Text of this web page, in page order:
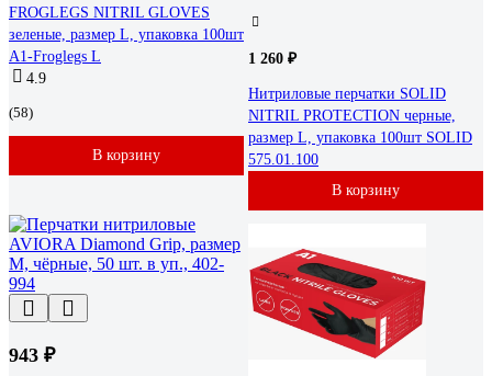
FROGLEGS NITRIL GLOVES
зеленые, размер L, упаковка 100шт
A1-Froglegs L
4.9
(58)
В корзину
1 260 ₽
Нитриловые перчатки SOLID
NITRIL PROTECTION черные,
размер L, упаковка 100шт SOLID
575.01.100
В корзину
943 ₽